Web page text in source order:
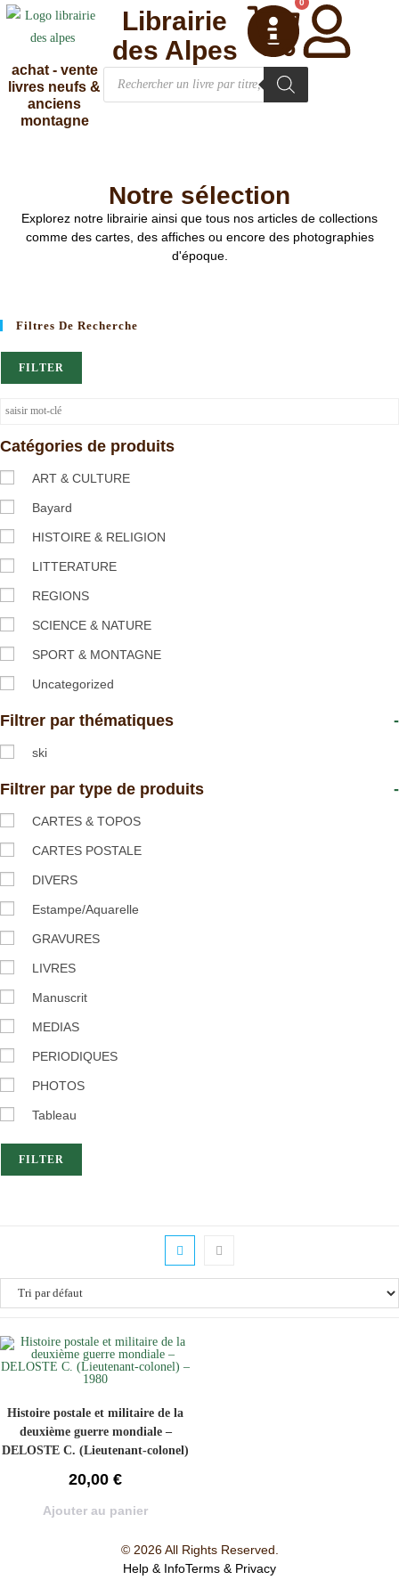
achat - vente
livres neufs &
anciens
montagne
0
Librairie
des Alpes
Notre sélection
Explorez notre librairie ainsi que tous nos articles de collections
comme des cartes, des affiches ou encore des photographies
d'époque.
Filtres De Recherche
FILTER
Catégories de produits
ART & CULTURE
Bayard
HISTOIRE & RELIGION
LITTERATURE
REGIONS
SCIENCE & NATURE
SPORT & MONTAGNE
Uncategorized
Filtrer par thématiques -
ski
Filtrer par type de produits -
CARTES & TOPOS
CARTES POSTALE
DIVERS
Estampe/Aquarelle
GRAVURES
LIVRES
Manuscrit
MEDIAS
PERIODIQUES
PHOTOS
Tableau
FILTER
Histoire postale et militaire de la
deuxième guerre mondiale –
DELOSTE C. (Lieutenant-colonel)
20,00 €
Ajouter au panier
© 2026 All Rights Reserved.
Help & InfoTerms & Privacy